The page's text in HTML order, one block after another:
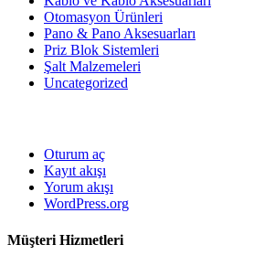
Otomasyon Ürünleri
Pano & Pano Aksesuarları
Priz Blok Sistemleri
Şalt Malzemeleri
Uncategorized
Oturum aç
Kayıt akışı
Yorum akışı
WordPress.org
Müşteri Hizmetleri